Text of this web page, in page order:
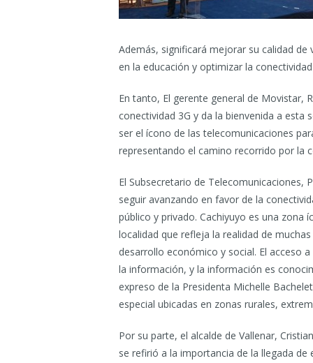
Además, significará mejorar su calidad
en la educación y optimizar la
En tanto, El gerente general de Movistar,
conectividad 3G y da la bienvenida a esta
ser el ícono de las telecomunicaciones
representando el camino recorrido por la
El Subsecretario de Telecomunicaciones,
seguir avanzando en favor de la
público y privado. Cachiyuyo es una zona
localidad que refleja la realidad de
desarrollo económico y social. El acceso
la información, y la información es
expreso de la Presidenta Michelle
especial ubicadas en zonas rurales,
Por su parte, el alcalde de Vallenar,
se refirió a la importancia de la llegada de